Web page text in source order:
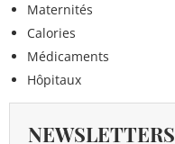
Maternités
Calories
Médicaments
Hôpitaux
NEWSLETTERS